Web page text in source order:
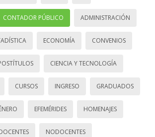
CONTADOR PÚBLICO ADMINISTRACIÓN
ECONOMÍA CONVENIOS
CIENCIA Y TECNOLOGÍA
CURSOS INGRESO GRADUADOS
EFEMÉRIDES HOMENAJES
NODOCENTES